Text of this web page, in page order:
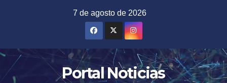
7 de agosto de 2026
Portal Noticias